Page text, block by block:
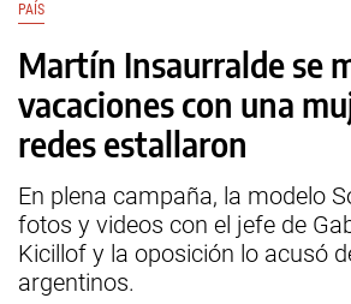
PAÍS
Martín Insaurralde se
vacaciones con una
redes estallaron
En plena campaña, la modelo
fotos y videos con el jefe de
Kicillof y la oposición lo acusó
argentinos.